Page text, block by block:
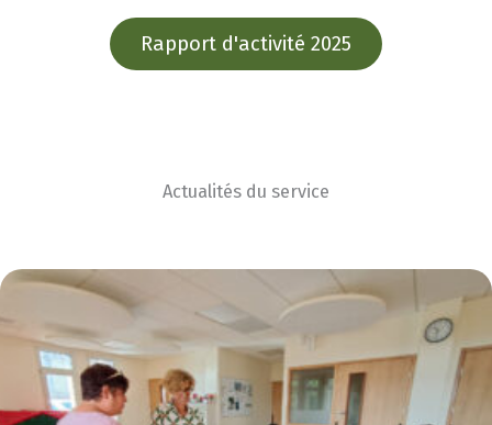
Rapport d'activité 2025
Actualités du service